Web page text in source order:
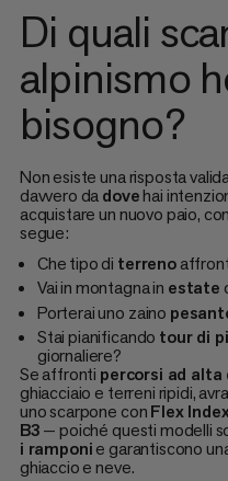
Di quali
alpinismo
bisogno?
Non esiste una risposta
davvero dadovehai
acquistare un nuovo paio,
segue:
Che tipo di terreno
Vai in montagna in estate
Porterai uno zaino
Stai pianificando tour di
giornaliere?
Se affronti percorsi ad alta
ghiacciaio e terreni ripidi,
uno scarpone conFlex
B3— poiché questi modelli
i ramponie garantiscono
ghiaccio e neve.